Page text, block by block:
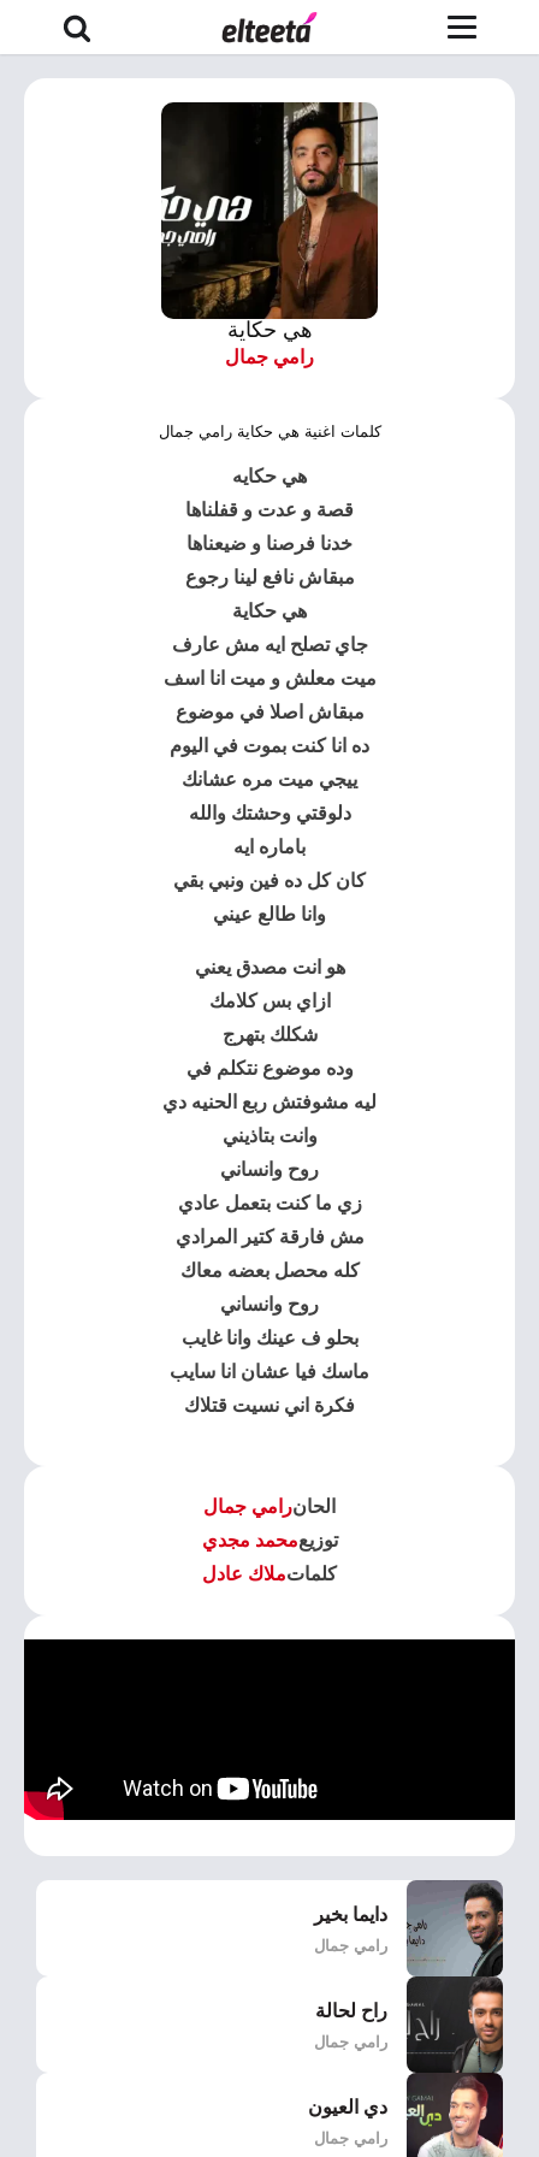
هي حكاية
رامي جمال
كلمات اغنية هي حكاية رامي جمال
هي حكايه
قصة و عدت و قفلناها
خدنا فرصنا و ضيعناها
مبقاش نافع لينا رجوع
هي حكاية
جاي تصلح ايه مش عارف
ميت معلش و ميت انا اسف
مبقاش اصلا في موضوع
ده انا كنت بموت في اليوم
ييجي ميت مره عشانك
دلوقتي وحشتك والله
باماره ايه
كان كل ده فين ونبي بقي
وانا طالع عيني
هو انت مصدق يعني
ازاي بس كلامك
شكلك بتهرج
وده موضوع نتكلم في
ليه مشوفتش ربع الحنيه دي
وانت بتاذيني
روح وانساني
زي ما كنت بتعمل عادي
مش فارقة كتير المرادي
كله محصل بعضه معاك
روح وانساني
بحلو ف عينك وانا غايب
ماسك فيا عشان انا سايب
فكرة اني نسيت قتلاك
الحانرامي جمال
توزيعمحمد مجدي
كلماتملاك عادل
دايما بخير
رامي جمال
راح لحالة
رامي جمال
دي العيون
رامي جمال